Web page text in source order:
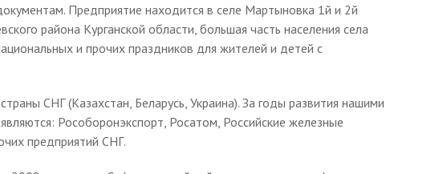
Предприятие находится в селе Мартыновка 1й и 2й
района Курганской области, большая часть населения села
и прочих праздников для жителей и детей с
СНГ (Казахстан, Беларусь, Украина). За годы развития нашими
Рособоронэкспорт, Росатом, Российские железные
предприятий СНГ.